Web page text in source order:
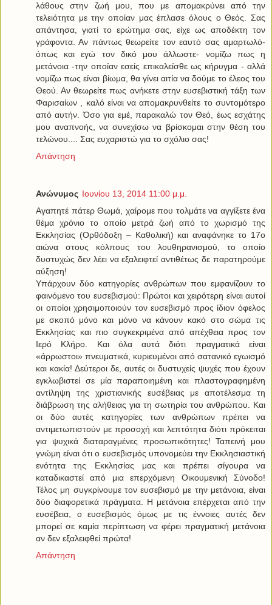
λάθους στην ζωή μου, που με απομακρύνει από την
τελειότητα με την οποίαν μας έπλασε όλους ο Θεός. Σας
απάντησα, γιατί το ερώτημα σας, είχε ως αποδέκτη τον
γράφοντα. Αν πάντως θεωρείτε τον εαυτό σας αμαρτωλό-
όπως και εγώ τον δικό μου άλλωστε- νομίζω πως η
μετάνοια -την οποίαν εσείς επικαλείσθε ως κήρυγμα - αλλά
νομίζω πως είναι βίωμα, θα γίνει αιτία να δούμε το έλεος του
Θεού. Αν θεωρείτε πως ανήκετε στην ευσεβιστική τάξη των
Φαρισαίων , καλό είναι να απομακρυνθείτε το συντομότερο
από αυτήν. Όσο για εμέ, παρακαλώ τον Θεό, έως εσχάτης
μου αναπνοής, να συνεχίσω να βρίσκομαι στην θέση του
τελώνου.... Σας ευχαριστώ για το σχόλιο σας!
Απάντηση
Ανώνυμος Ιουνίου 13, 2014 11:00 μ.μ.
Αγαπητέ πάτερ Θωμά, χαίρομε που τολμάτε να αγγίξετε ένα
θέμα χρόνιο το οποίο μετρά ζωή από το χωρισμό της
Εκκλησίας (Ορθόδοξη – Καθολική) και αναφάνηκε το 17o
αιώνα στους κόλπους του λουθηρανισμού, το οποίο
δυστυχώς δεν λέει να εξαλειφτεί αντιθέτως δε παρατηρούμε
αύξηση!
Υπάρχουν δύο κατηγορίες ανθρώπων που εμφανίζουν το
φαινόμενο του ευσεβισμού: Πρώτοι και χειρότερη είναι αυτοί
οι οποίοι χρησιμοποιούν τον ευσεβισμό προς ίδιον όφελος
με σκοπό μόνο και μόνο να κάνουν κακό στο σώμα τις
Εκκλησίας και πιο συγκεκριμένα από απέχθεια προς τον
Ιερό Κλήρο. Και όλα αυτά διότι πραγματικά είναι
«άρρωστοι» πνευματικά, κυριευμένοι από σατανικό εγωισμό
και κακία! Δεύτεροι δε, αυτές οι δυστυχείς ψυχές που έχουν
εγκλωβιστεί σε μία παραποιημένη και πλαστογραφημένη
αντίληψη της χριστιανικής ευσέβειας με αποτέλεσμα τη
διάβρωση της αλήθειας για τη σωτηρία του ανθρώπου. Και
οι δύο αυτές κατηγορίες των ανθρώπων πρέπει να
αντιμετωπιστούν με προσοχή και λεπτότητα διότι πρόκειται
για ψυχικά διαταραγμένες προσωπικότητες! Ταπεινή μου
γνώμη είναι ότι ο ευσεβισμός υπονομεύει την Εκκλησιαστική
ενότητα της Εκκλησίας μας και πρέπει σίγουρα να
καταδικαστεί από μια επερχόμενη Οικουμενική Σύνοδο!
Τέλος μη συγκρίνουμε τον ευσεβισμό με την μετάνοια, είναι
δύο διαφορετικά πράγματα. Η μετάνοια επέρχεται από την
ευσέβεια, ο ευσεβισμός όμως με τις έννοιες αυτές δεν
μπορεί σε καμία περίπτωση να φέρει πραγματική μετάνοια
αν δεν εξαλειφθεί πρώτα!
Απάντηση